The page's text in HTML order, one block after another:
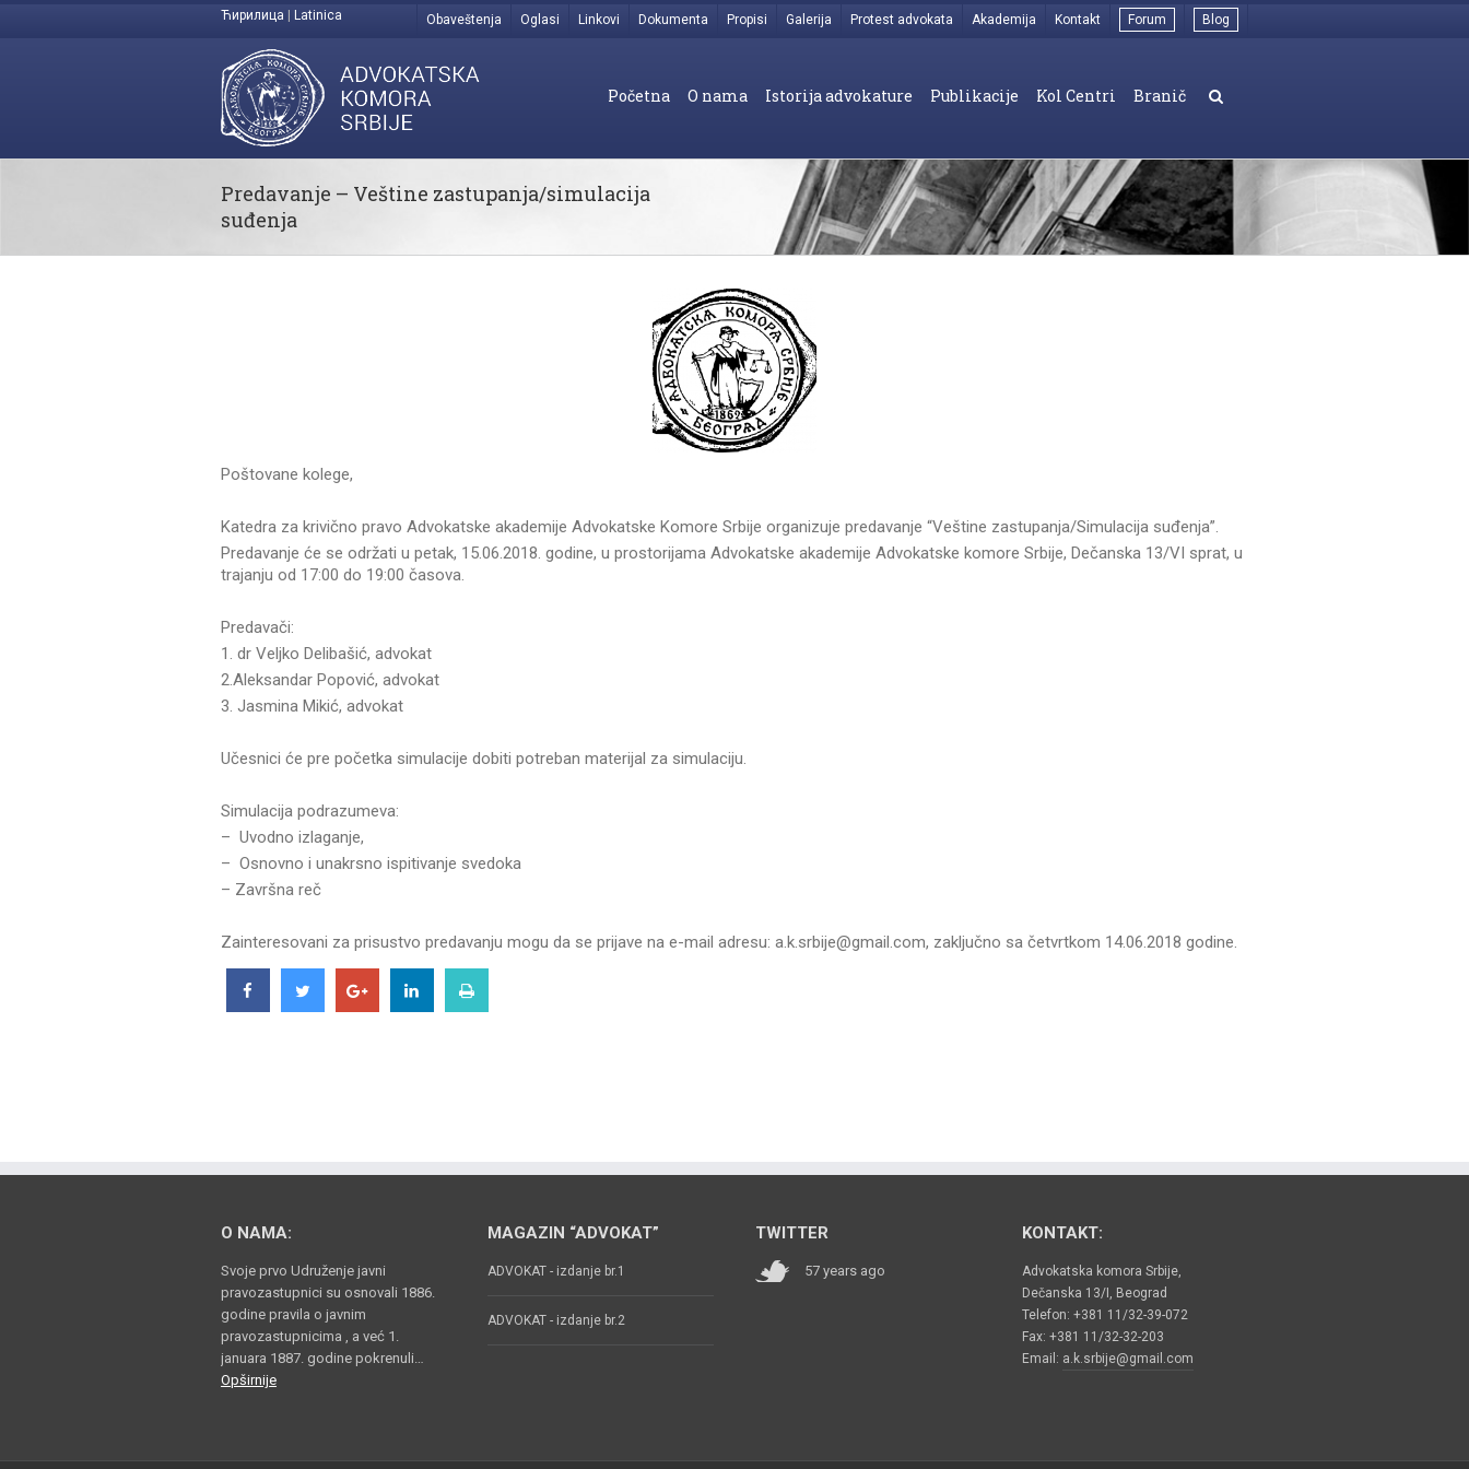
Ћирилица Latinica Obaveštenja Oglasi Linkovi Dokumenta Propisi Galerija Protest advokata Akademija Kontakt Forum Blog
Početna O nama Istorija advokature Publikacije Kol Centri Branič
Predavanje – Veštine zastupanja/simulacija
suđenja
Poštovane kolege,
Katedra za krivično pravo Advokatske akademije Advokatske Komore Srbije organizuje predavanje “Veštine zastupanja/Simulacija suđenja”.
Predavanje će se održati u petak, 15.06.2018. godine, u prostorijama Advokatske akademije Advokatske komore Srbije, Dečanska 13/VI sprat, u
trajanju od 17:00 do 19:00 časova.
Predavači:
1. dr Veljko Delibašić, advokat
2.Aleksandar Popović, advokat
3. Jasmina Mikić, advokat
Učesnici će pre početka simulacije dobiti potreban materijal za simulaciju.
Simulacija podrazumeva:
– Uvodno izlaganje,
– Osnovno i unakrsno ispitivanje svedoka
– Završna reč
Zainteresovani za prisustvo predavanju mogu da se prijave na e-mail adresu: a.k.srbije@gmail.com, zaključno sa četvrtkom 14.06.2018 godine.
O NAMA:
Svoje prvo Udruženje javni
pravozastupnici su osnovali 1886.
godine pravila o javnim
pravozastupnicima , a već 1.
januara 1887. godine pokrenuli…
Opširnije
MAGAZIN “ADVOKAT”
ADVOKAT - izdanje br.1
ADVOKAT - izdanje br.2
TWITTER
57 years ago
KONTAKT:
Advokatska komora Srbije,
Dečanska 13/I, Beograd
Telefon: +381 11/32-39-072
Fax: +381 11/32-32-203
Email: a.k.srbije@gmail.com